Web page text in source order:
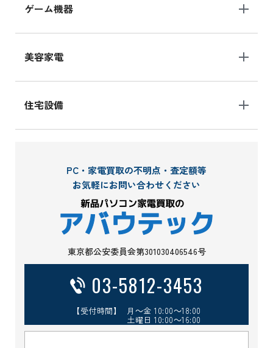
ゲーム機器
美容家電
住宅設備
PC・家電買取の不明点・査定額等
お気軽にお問い合わせください
東京都公安委員会第301030406546号
03-5812-3453
【受付時間】 月～金 10:00～18:00
土曜日 10:00～16:00